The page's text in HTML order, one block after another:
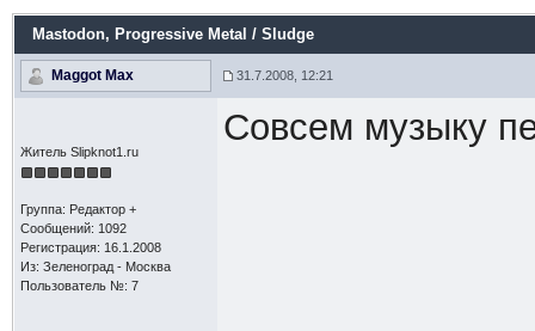
Mastodon, Progressive Metal / Sludge
Maggot Max 31.7.2008, 12:21
Житель Slipknot1.ru
Группа: Редактор +
Сообщений: 1092
Регистрация: 16.1.2008
Из: Зеленоград - Москва
Пользователь №: 7
Совсем музыку